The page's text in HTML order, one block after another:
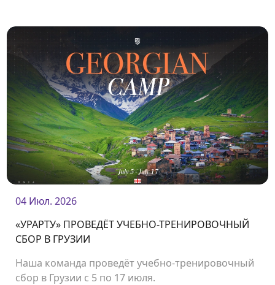
04 Июл. 2026
«УРАРТУ» ПРОВЕДЁТ УЧЕБНО-ТРЕНИРОВОЧНЫЙ
СБОР В ГРУЗИИ
Наша команда проведёт учебно-тренировочный
сбор в Грузии с 5 по 17 июля.